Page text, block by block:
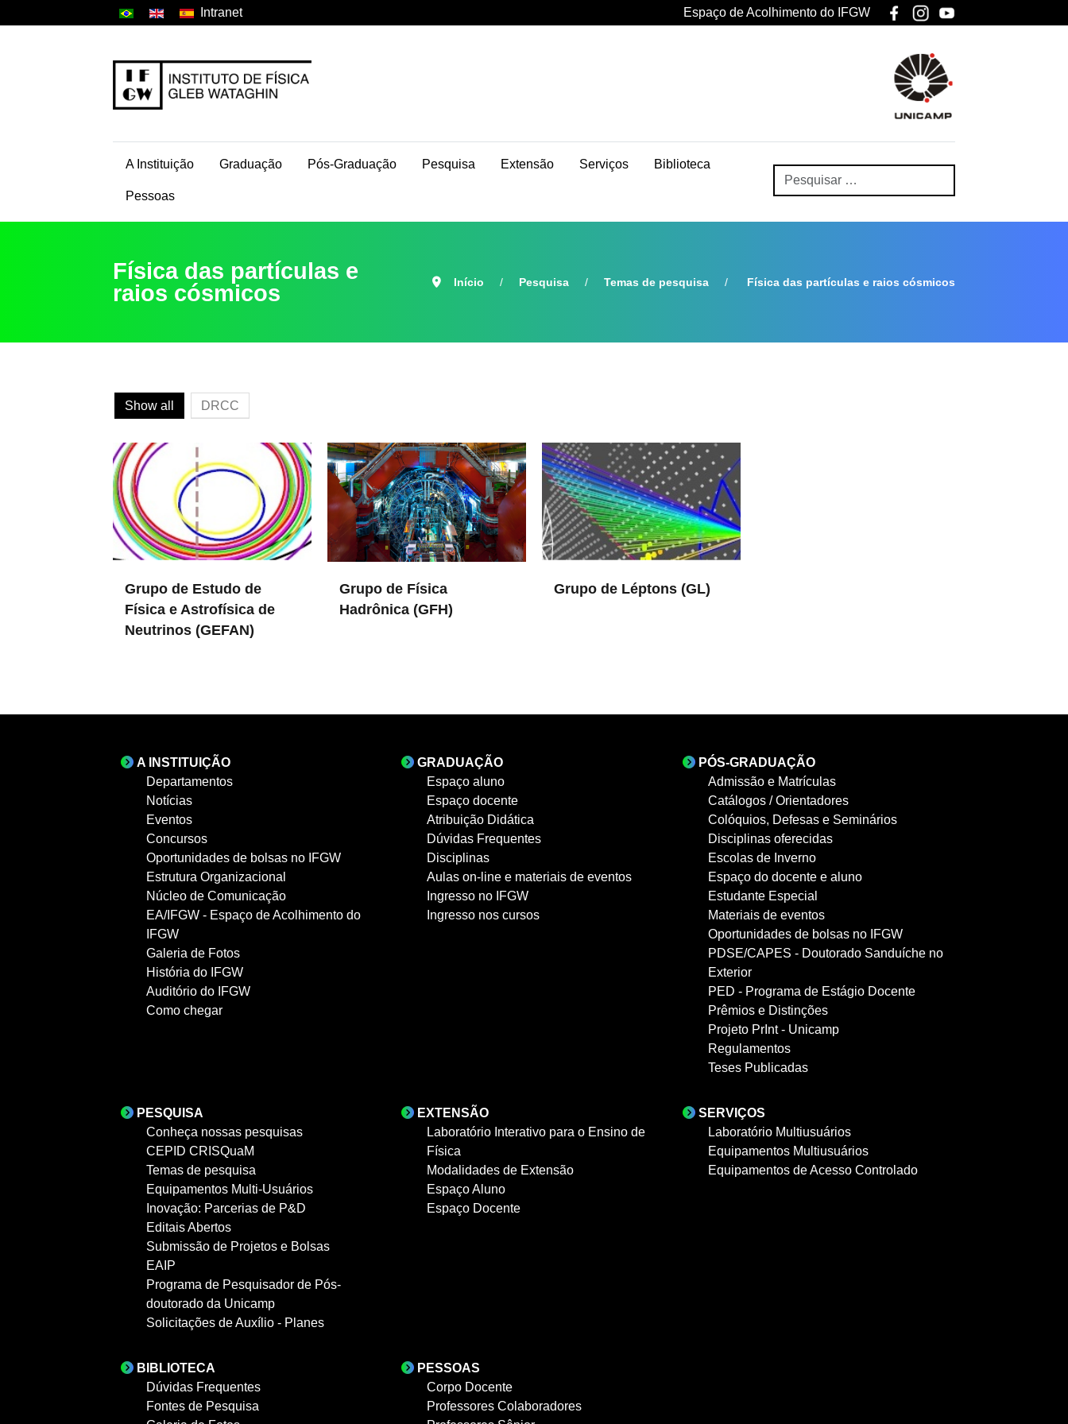
Intranet Espaço de Acolhimento do IFGW
A Instituição Graduação Pós-Graduação Pesquisa Extensão Serviços Biblioteca
Pessoas
Física das partículas e
raios cósmicos
Início Pesquisa Temas de pesquisa Física das partículas e raios cósmicos
Show all DRCC
Grupo de Estudo de
Física e Astrofísica de
Neutrinos (GEFAN)
Grupo de Física
Hadrônica (GFH)
Grupo de Léptons (GL)
A INSTITUIÇÃO
Departamentos
Notícias
Eventos
Concursos
Oportunidades de bolsas no IFGW
Estrutura Organizacional
Núcleo de Comunicação
EA/IFGW - Espaço de Acolhimento do
IFGW
Galeria de Fotos
História do IFGW
Auditório do IFGW
Como chegar
GRADUAÇÃO
Espaço aluno
Espaço docente
Atribuição Didática
Dúvidas Frequentes
Disciplinas
Aulas on-line e materiais de eventos
Ingresso no IFGW
Ingresso nos cursos
PÓS-GRADUAÇÃO
Admissão e Matrículas
Catálogos / Orientadores
Colóquios, Defesas e Seminários
Disciplinas oferecidas
Escolas de Inverno
Espaço do docente e aluno
Estudante Especial
Materiais de eventos
Oportunidades de bolsas no IFGW
PDSE/CAPES - Doutorado Sanduíche no
Exterior
PED - Programa de Estágio Docente
Prêmios e Distinções
Projeto PrInt - Unicamp
Regulamentos
Teses Publicadas
PESQUISA
Conheça nossas pesquisas
CEPID CRISQuaM
Temas de pesquisa
Equipamentos Multi-Usuários
Inovação: Parcerias de P&D
Editais Abertos
Submissão de Projetos e Bolsas
EAIP
Programa de Pesquisador de Pós-
doutorado da Unicamp
Solicitações de Auxílio - Planes
EXTENSÃO
Laboratório Interativo para o Ensino de
Física
Modalidades de Extensão
Espaço Aluno
Espaço Docente
SERVIÇOS
Laboratório Multiusuários
Equipamentos Multiusuários
Equipamentos de Acesso Controlado
BIBLIOTECA
Dúvidas Frequentes
Fontes de Pesquisa
PESSOAS
Corpo Docente
Professores Colaboradores